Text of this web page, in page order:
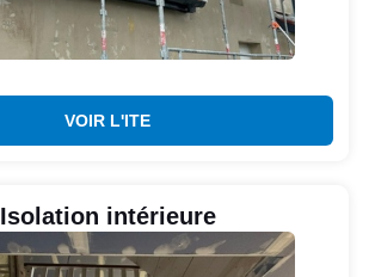
VOIR L'ITE
Isolation intérieure